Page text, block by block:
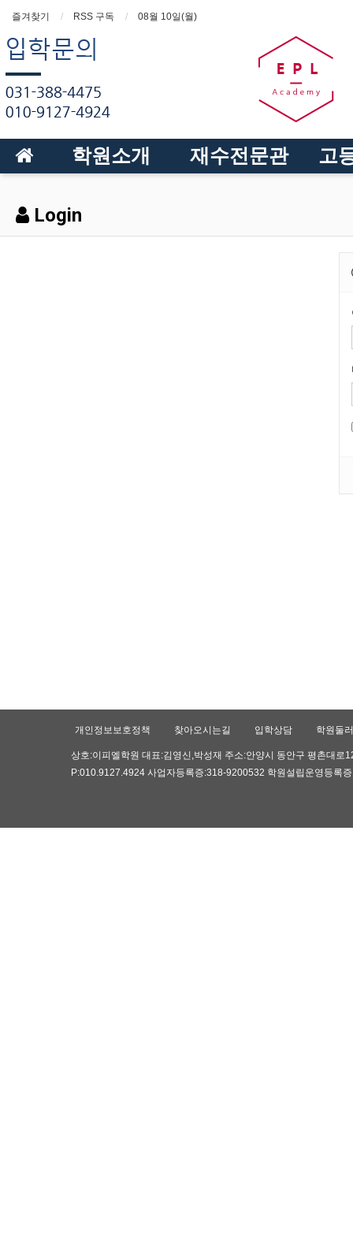
즐겨찾기 RSS 구독 08월 10일(월)
학원소개 재수전문관 고
Login
개인정보보호정책 찾아오시는길 입학상담 학원둘
상호:이피엘학원 대표:김영신,박성재 주소:안양시 동안구 평촌대
P:010.9127.4924 사업자등록증:318-9200532 학원설립운영등록